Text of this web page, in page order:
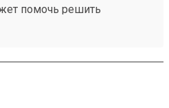
помочь решить